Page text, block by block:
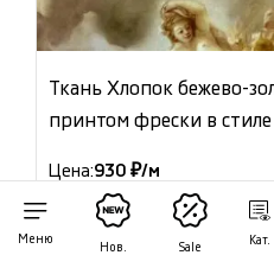
Меню
Нов. Sale
Кат.
Ткань Хлопок бежево-
принтом фрески в
Цена:930 ₽/м
Артикул: 14493
В наличии 41.40 м